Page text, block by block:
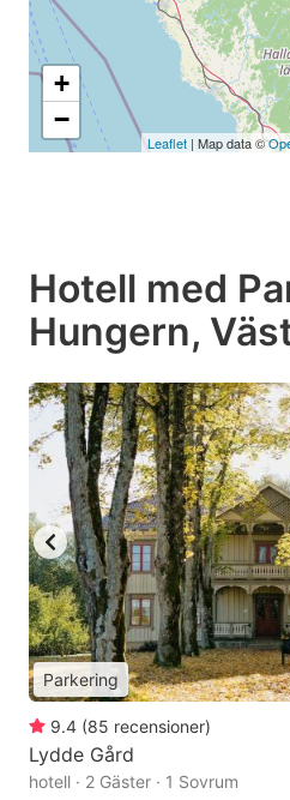
+
−
Leaflet | Map data ©
Hotell med
Hungern,
Parkering
9.4 (85 recensioner)
Lydde Gård
hotell · 2 Gäster · 1 Sovrum